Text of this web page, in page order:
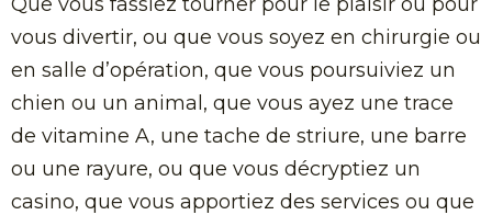
vous divertir, ou que vous soyez en chirurgie ou
en salle d’opération, que vous poursuiviez un
chien ou un animal, que vous ayez une trace
de vitamine A, une tache de striure, une barre
ou une rayure, ou que vous décryptiez un
casino, que vous apportiez des services ou que